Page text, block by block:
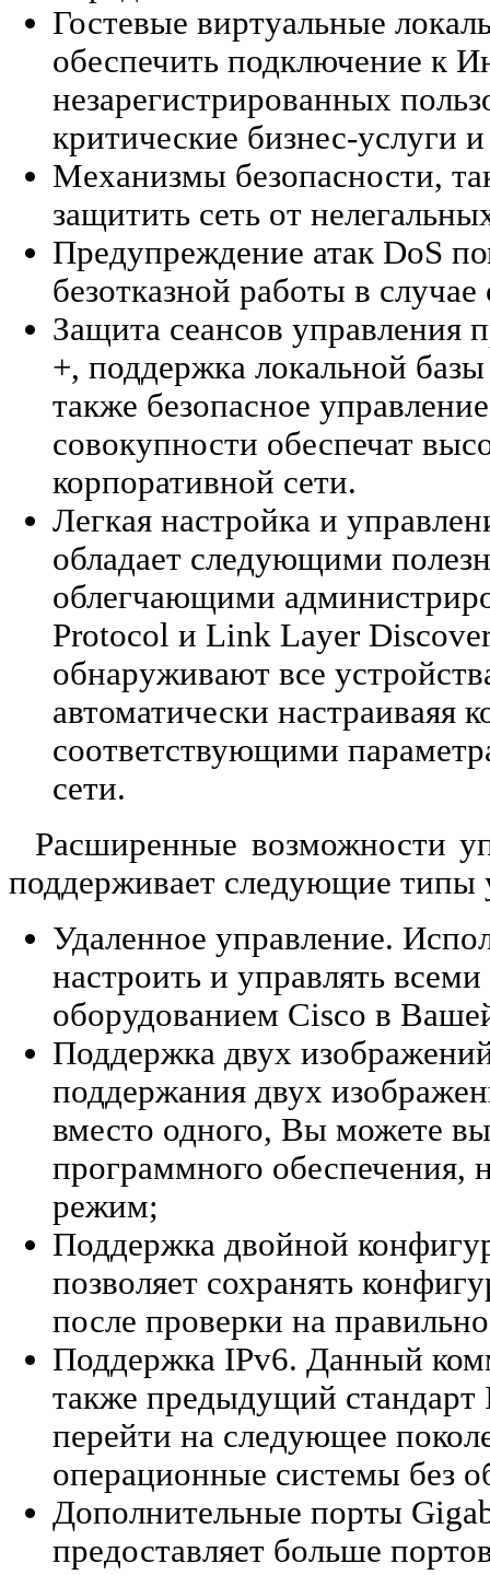
Гостевые виртуальные
обеспечить подключение к
незарегистрированных
критические бизнес-услуги
Механизмы безопасности,
защитить сеть от
Предупреждение атак DoS
безотказной работы в
Защита сеансов
+, поддержка локальной
также безопасное
совокупности обеспечат
корпоративной сети.
Легкая настройка и
обладает следующими
облегчающими
Protocol и Link Layer
обнаруживают все
автоматически настраиваяя
соответствующими
сети.
Расширенные возможности
поддерживает следующие типы
Удаленное управление.
настроить и управлять
оборудованием Cisco в
Поддержка двух
поддержания двух
вместо одного, Вы можете
программного обеспечения,
режим;
Поддержка двойной
позволяет сохранять
после проверки на
Поддержка IPv6. Данный
также предыдущий стандарт
перейти на следующее
операционные системы без
Дополнительные порты
предоставляет больше